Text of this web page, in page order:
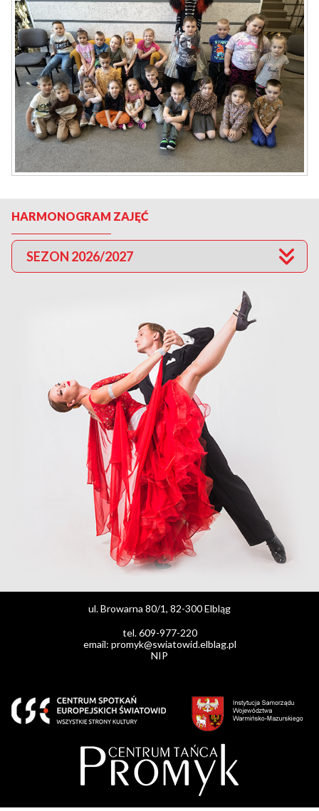
HARMONOGRAM ZAJĘĆ
SEZON 2026/2027
ul. Browarna 80/1, 82-300 Elbląg
tel. 609-977-220
email: promyk@swiatowid.elblag.pl
NIP